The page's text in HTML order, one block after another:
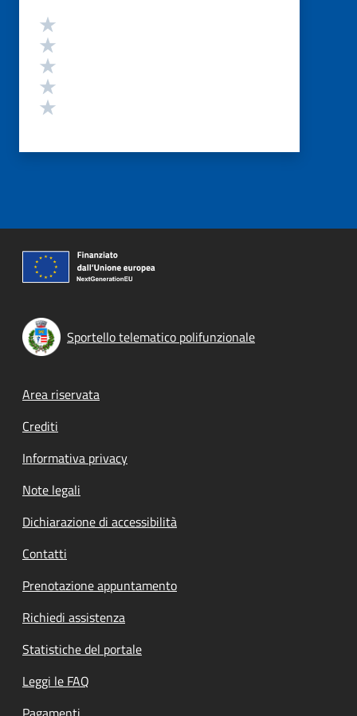
Valutazione
Sportello telematico polifunzionale
Footer menu
Area riservata
Crediti
Informativa privacy
Note legali
Dichiarazione di accessibilità
Contatti
Prenotazione appuntamento
Richiedi assistenza
Statistiche del portale
Leggi le FAQ